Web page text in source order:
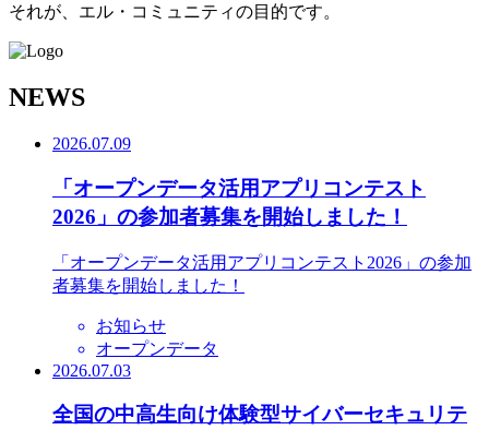
それが、エル・コミュニティの目的です。
NEWS
2026.07.09
「オープンデータ活用アプリコンテスト
2026」の参加者募集を開始しました！
「オープンデータ活用アプリコンテスト2026」の参加
者募集を開始しました！
お知らせ
オープンデータ
2026.07.03
全国の中高生向け体験型サイバーセキュリテ